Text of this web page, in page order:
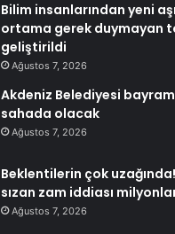
Bilim insanlarından yeni
ortama gerek duymayan
geliştirildi
Ağustos 7, 2026
Akdeniz Belediyesi
sahada olacak
Ağustos 7, 2026
Beklentilerin çok
sızan zam iddiası
Ağustos 7, 2026